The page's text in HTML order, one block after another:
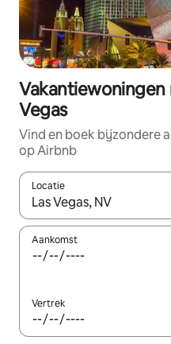
Vakantiewoningen
Vegas
Vind en boek bijzondere
op Airbnb
Locatie
Wanneer er resultaten
Aankomst
Vertrek